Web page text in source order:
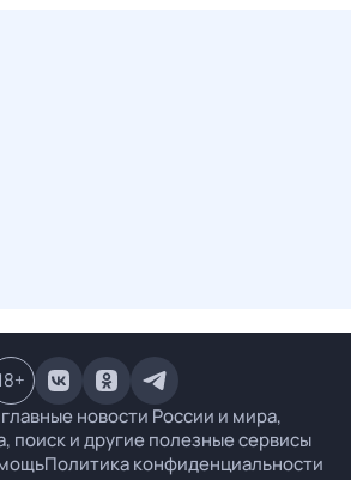
новости России и мира,
поиск и другие полезные сервисы
Политика конфиденциальности
+